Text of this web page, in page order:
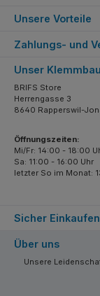
Unsere Vorteile
Zahlungs- und
Sicher Einkaufen
Unser
BRIFS Store
Herrengasse 3
8640 Rapperswil-
Öffnungszeiten:
Mi/Fr: 14:00 - 18:00
Sa: 11:00 - 16:00 Uhr
letzter So im Monat:
Über uns
Unsere